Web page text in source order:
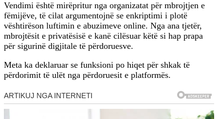
Vendimi është mirëpritur nga organizatat për mbrojtjen e
fëmijëve, të cilat argumentojnë se enkriptimi i plotë
vështirëson luftimin e abuzimeve online. Nga ana tjetër,
mbrojtësit e privatësisë e kanë cilësuar këtë si hap prapa
për sigurinë digjitale të përdoruesve.
Meta ka deklaruar se funksioni po hiqet për shkak të
përdorimit të ulët nga përdoruesit e platformës.